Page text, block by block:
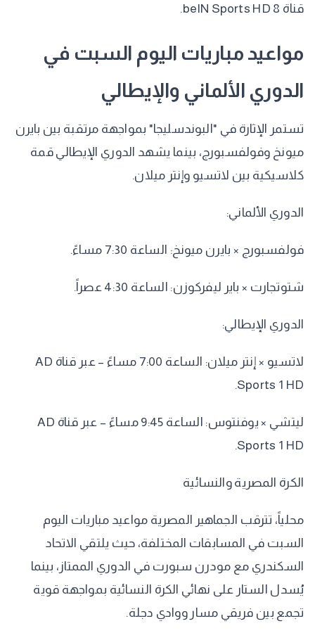
قناة beIN Sports HD 8.
​مواعيد مباريات اليوم السبت في
الدوري الألماني والإيطالي
​تستمر الإثارة في "البوندسليجا" بمواجهة مرتقبة بين بايرن
ميونخ وفولفسبورج، بينما يشهد الدوري الإيطالي قمة
كلاسيكية بين لاتسيو وإنتر ميلان.
​الدوري الألماني:
​فولفسبورج × بايرن ميونخ: الساعة 7:30 مساءً.
​شتوتجارت × باير ليفركوزن: الساعة 4:30 عصراً.
​الدوري الإيطالي:
​لاتسيو × إنتر ميلان: الساعة 7:00 مساءً – عبر قناة AD
Sports 1 HD.
​ليتشي × يوفنتوس: الساعة 9:45 مساءً – عبر قناة AD
Sports 1 HD.
​الكرة المصرية والنسائية
​محلياً، تترقب الجماهير المصرية مواعيد مباريات اليوم
السبت في المسابقات المختلفة، حيث يلتقي الاتحاد
السكندري مع مودرن سبورت في الدوري الممتاز، بينما
يُسدل الستار على نهائي الكرة النسائية بمواجهة قوية
تجمع بين فريقي مسار ووادي دجلة.